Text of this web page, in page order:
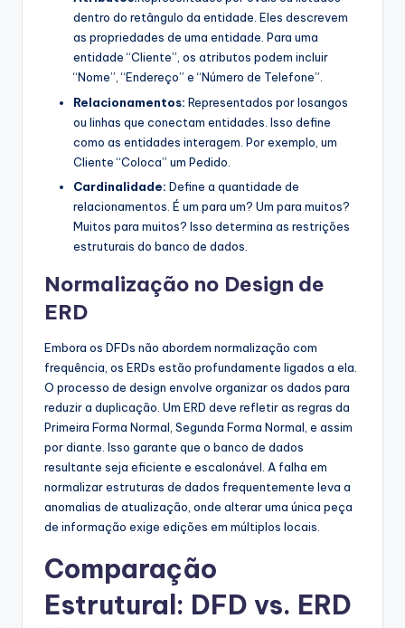
dentro do retângulo da entidade. Eles descrevem
as propriedades de uma entidade. Para uma
entidade “Cliente”, os atributos podem incluir
“Nome”, “Endereço” e “Número de Telefone”.
Relacionamentos: Representados por losangos
ou linhas que conectam entidades. Isso define
como as entidades interagem. Por exemplo, um
Cliente “Coloca” um Pedido.
Cardinalidade: Define a quantidade de
relacionamentos. É um para um? Um para muitos?
Muitos para muitos? Isso determina as restrições
estruturais do banco de dados.
Normalização no Design de
ERD
Embora os DFDs não abordem normalização com
frequência, os ERDs estão profundamente ligados a ela.
O processo de design envolve organizar os dados para
reduzir a duplicação. Um ERD deve refletir as regras da
Primeira Forma Normal, Segunda Forma Normal, e assim
por diante. Isso garante que o banco de dados
resultante seja eficiente e escalonável. A falha em
normalizar estruturas de dados frequentemente leva a
anomalias de atualização, onde alterar uma única peça
de informação exige edições em múltiplos locais.
Comparação
Estrutural: DFD vs. ERD